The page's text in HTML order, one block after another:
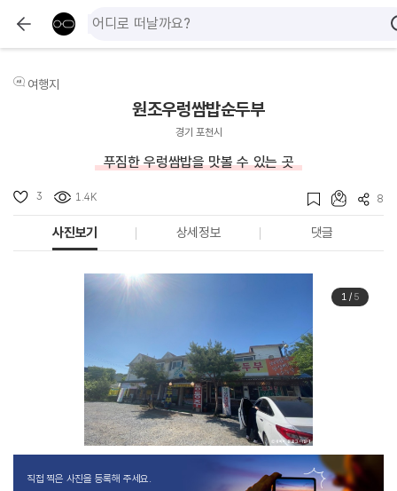
여행지
원조우렁쌈밥순두부
경기 포천시
푸짐한 우렁쌈밥을 맛볼 수 있는 곳
3 1.4K 8
사진보기 상세정보 댓글
1/ 5
직접 찍은 사진을 등록해 주세요.